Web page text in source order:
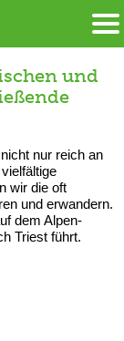
und
nur reich an
wir die oft
und erwandern.
dem Alpen-
Triest führt.